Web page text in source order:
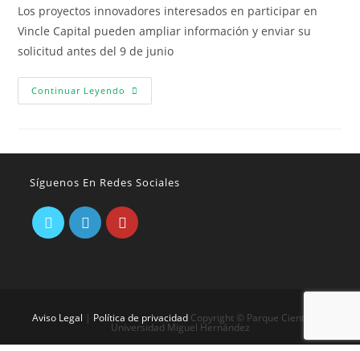
Los proyectos innovadores interesados en participar en
Vincle Capital pueden ampliar información y enviar su
solicitud antes del 9 de junio
Continuar Leyendo
Síguenos En Redes Sociales
Aviso Legal | Política de privacidadCopyright © Parque Científico -
Universidad Miguel Hernández